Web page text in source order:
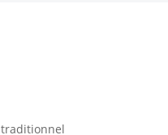
traditionnel